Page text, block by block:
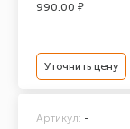
990.00 ₽
Уточнить цену
Артикул: -